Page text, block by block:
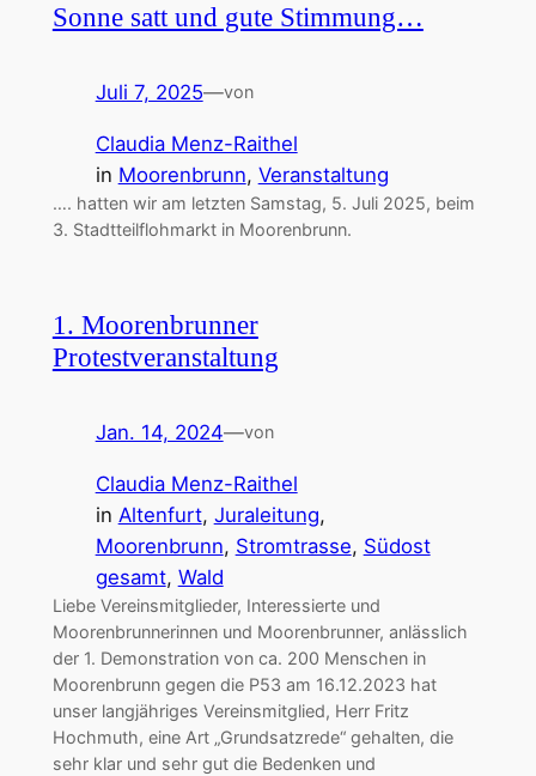
Sonne satt und gute Stimmung…
Juli 7, 2025—von
Claudia Menz-Raithel
in Moorenbrunn, Veranstaltung
…. hatten wir am letzten Samstag, 5. Juli 2025, beim
3. Stadtteilflohmarkt in Moorenbrunn.
1. Moorenbrunner
Protestveranstaltung
Jan. 14, 2024—von
Claudia Menz-Raithel
in Altenfurt, Juraleitung
Moorenbrunn, Stromtrasse, Südost
gesamt, Wald
Liebe Vereinsmitglieder, Interessierte und
Moorenbrunnerinnen und Moorenbrunner, anlässlich
der 1. Demonstration von ca. 200 Menschen in
Moorenbrunn gegen die P53 am 16.12.2023 hat
unser langjähriges Vereinsmitglied, Herr Fritz
Hochmuth, eine Art „Grundsatzrede“ gehalten, die
sehr klar und sehr gut die Bedenken und